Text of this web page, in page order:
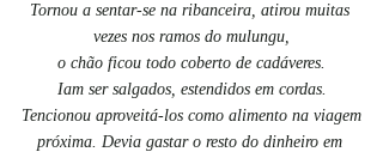
Tornou a sentar-se na ribanceira, atirou muitas
vezes nos ramos do mulungu,
o chão ficou todo coberto de cadáveres.
Iam ser salgados, estendidos em cordas.
Tencionou aproveitá-los como alimento na viagem
próxima. Devia gastar o resto do dinheiro em